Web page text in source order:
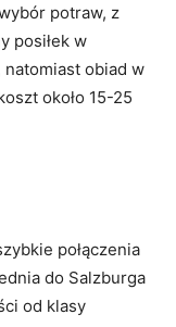
potraw, z
posiłek ‍w
natomiast obiad w
około 15-25
połączenia⁣
do Salzburga
od klasy